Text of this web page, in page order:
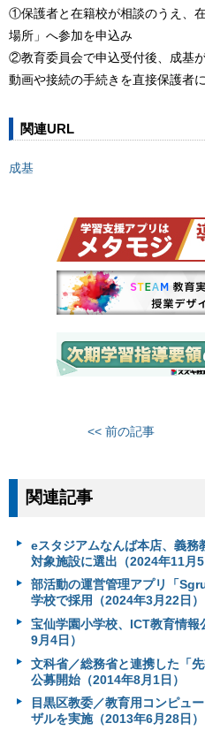
①保護者と在籍校が相談のうえ、
場所」へ参加を申込み
②教育委員会で申込受付後、成基
動画や接続の手続きを直接保護者
関連URL
成基
<< 前の記事
関連記事
eスタジアムなんば本店、義務
対象施設に選出（2024年11月5
部活動の運営管理アプリ「
学校で採用（2024年3月22日）
宝仙学園小学校、ICT教育情
9月4日）
文科省／総務省と連携した「
公募開始（2014年8月1日）
目黒区教委／教育用コンピュ
ザルを実施（2013年6月28日）